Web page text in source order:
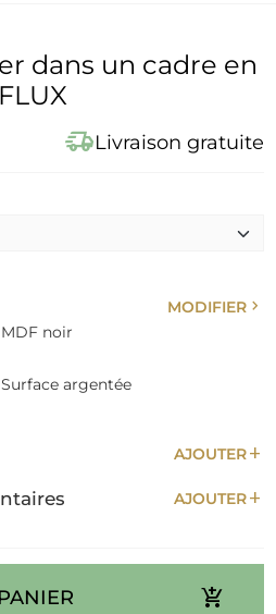
dans un cadre en
delivery_truck_speedLivraison gratuite
MODIFIER chevron_right
MDF noir
Surface argentée
AJOUTERadd
AJOUTERadd
add_shopping_cart